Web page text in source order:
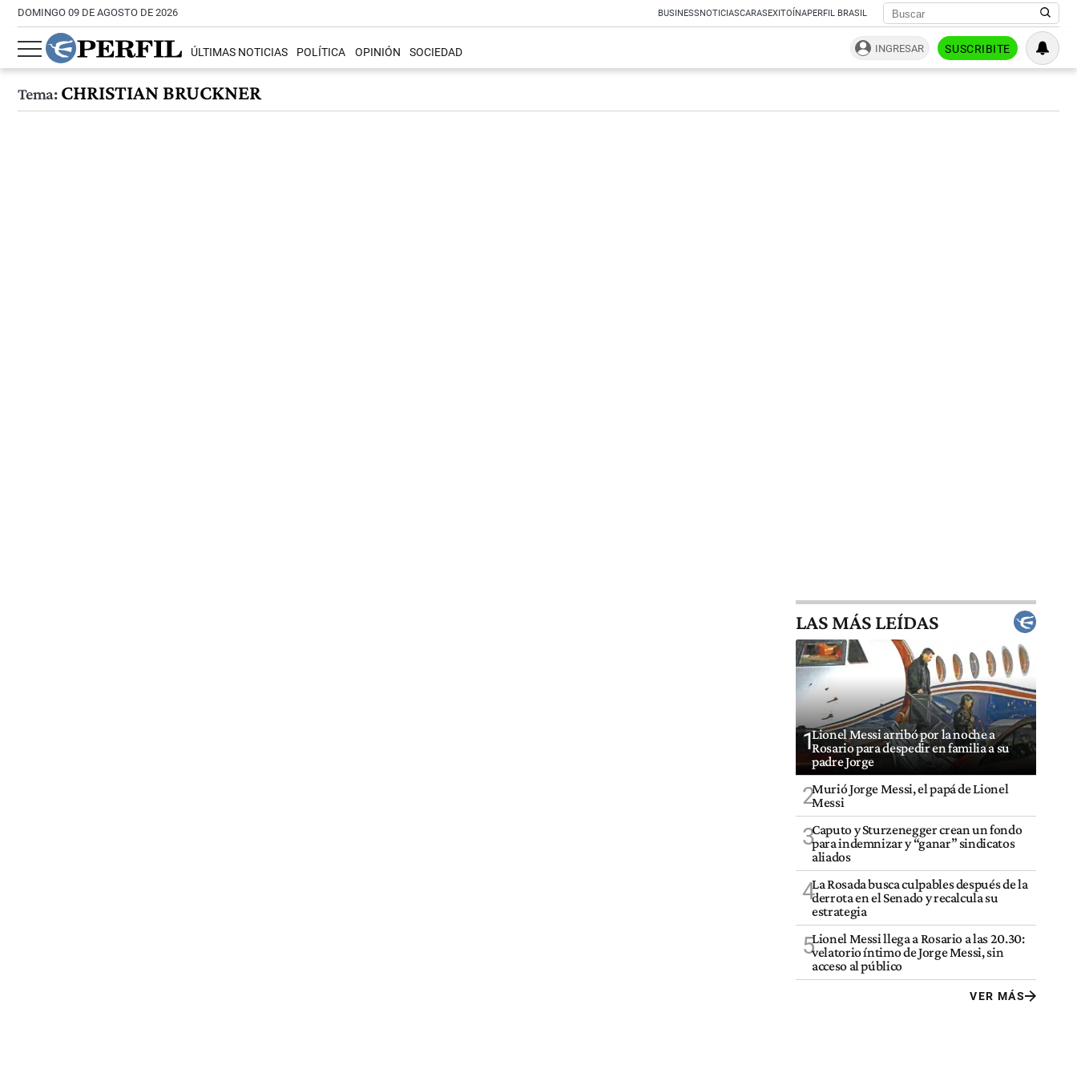
DOMINGO 09 DE AGOSTO DE 2026 BUSINESSNOTICIASCARASEXITOÍNAPERFIL BRASIL
ÚLTIMAS NOTICIAS POLÍTICA OPINIÓN SOCIEDAD INGRESAR SUSCRIBITE
Tema:CHRISTIAN BRUCKNER
LAS MÁS LEÍDAS
1Lionel Messi arribó por la noche a
Rosario para despedir en familia a su
padre Jorge
2Murió Jorge Messi, el papá de Lionel
Messi
3Caputo y Sturzenegger crean un fondo
para indemnizar y “ganar” sindicatos
aliados
4La Rosada busca culpables después de la
derrota en el Senado y recalcula su
estrategia
5Lionel Messi llega a Rosario a las 20.30:
velatorio íntimo de Jorge Messi, sin
acceso al público
VER MÁS